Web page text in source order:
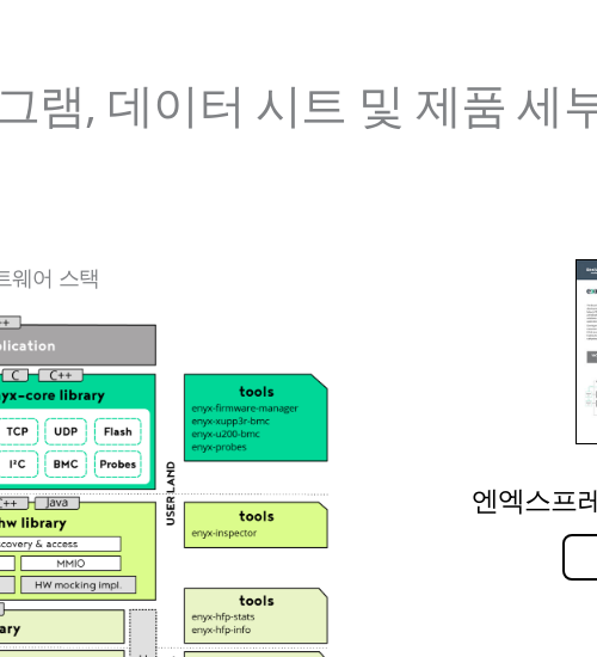
램, 데이터 시트 및 제품 세
웨어 스택
엔엑스프